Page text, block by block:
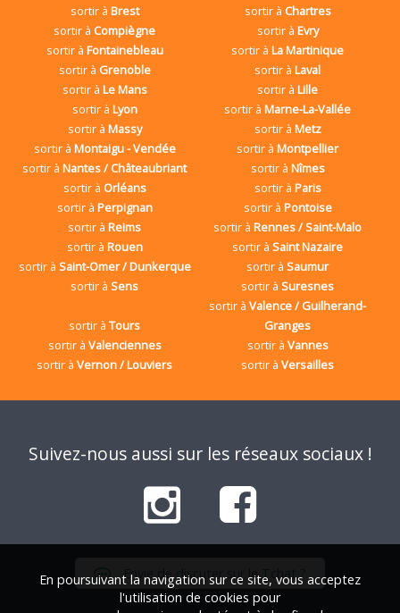
sortir à Brest sortir à Chartres
sortir à Compiègne sortir à Evry
sortir à Fontainebleau sortir àLa Martinique
sortir à Grenoble sortir àLaval
sortir à Le Mans sortir àLille
sortir à Lyon sortir àMarne-La-Vallée
sortir à Massy sortir à Metz
sortir à Montaigu - Vendée sortir àMontpellier
sortir àNantes / Châteaubriant sortir à Nîmes
sortir à Orléans sortir à Paris
sortir à Perpignan sortir à Pontoise
sortir àReims sortir àRennes / Saint-Malo
sortir à Rouen sortir àSaint Nazaire
sortir à Saint-Omer / Dunkerque sortir àSaumur
sortir àSens sortir àSuresnes
sortir àTours
sortir àValence / Guilherand-
Granges
sortir à Valenciennes sortir à Vannes
sortir àVernon / Louviers sortir àVersailles
Suivez-nous aussi sur les réseaux sociaux !
Envie de discuter sur le Tchat ?
En poursuivant la navigation sur ce site, vous acceptez
l'utilisation de cookies pour